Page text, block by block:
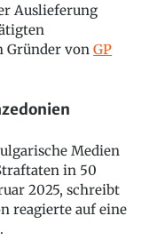
Auslieferung
Gründer von GP
Medien
in 50
2025, schreibt
reagierte auf eine